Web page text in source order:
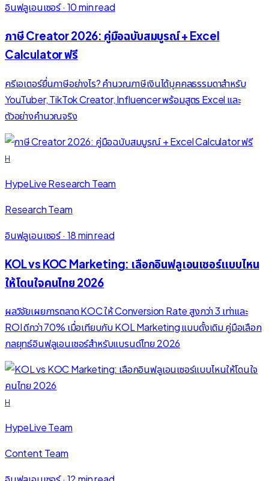
อินฟลูเอนเซอร์· 10 min read
ภาษี Creator 2026: คู่มือฉบับสมบูรณ์ + Excel
Calculator ฟรี
ครีเอเตอร์ยื่นภาษีอย่างไร? คำนวณภาษีเงินได้บุคคลธรรมดาสำหรับ
YouTuber, TikTok Creator, Influencer พร้อมสูตร Excel และ
ตัวอย่างคำนวณจริง
H
HypeLive Research Team
Research Team
อินฟลูเอนเซอร์· 18 min read
KOL vs KOC Marketing: เลือกอินฟลูเอนเซอร์แบบไหน
ให้โดนใจคนไทย 2026
ผลวิจัยเผยการตลาด KOC ให้ Conversion Rate สูงกว่า 3 เท่าและ
ROI ดีกว่า 70% เมื่อเทียบกับ KOL Marketing แบบดั้งเดิม คู่มือเลือก
กลยุทธ์อินฟลูเอนเซอร์สำหรับแบรนด์ไทย 2026
H
HypeLive Team
Content Team